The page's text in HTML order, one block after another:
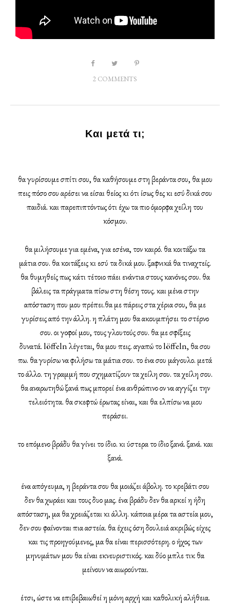
2 COMMENTS
Και μετά τι;
θα γυρίσουμε σπίτι σου, θα καθήσουμε στη βεράντα σου, θα μου
πεις πόσο σου αρέσει να είσαι θείος κι ότι ίσως θες κι εσύ δικά σου
παιδιά. και παρεπιπτόντως ότι έχω τα πιο όμορφα χείλη του
κόσμου.
θα μιλήσουμε για εμένα, για εσένα, τον καιρό. θα κοιτάξω τα
μάτια σου. θα κοιτάξεις κι εσύ τα δικά μου. ξαφνικά θα τιναχτείς.
θα θυμηθείς πως κάτι τέτοιο πάει ενάντια στους κανόνες σου. θα
βάλεις τα πράγματα πίσω στη θέση τους. και μένα στην
απόσταση που μου πρέπει.θα με πάρεις στα χέρια σου, θα με
γυρίσεις από την άλλη. η πλάτη μου θα ακουμπήσει το στέρνο
σου. οι γοφοί μου, τους γλουτούς σου. θα με σφίξεις
δυνατά. löffeln λέγεται, θα μου πεις. αγαπώ το löffeln, θα σου
πω. θα γυρίσω να φιλήσω τα μάτια σου. το ένα σου μάγουλο. μετά
το άλλο. τη γραμμή που σχηματίζουν τα χείλη σου. τα χείλη σου.
θα αναρωτηθώ ξανά πως μπορεί ένα ανθρώπινο ον να αγγίζει την
τελειότητα. θα σκεφτώ έρωτας είναι, και θα ελπίσω να μου
περάσει.
το επόμενο βράδυ θα γίνει το ίδιο. κι ύστερα το ίδιο ξανά. ξανά. και
ξανά.
ένα απόγευμα, η βεράντα σου θα μοιάζει άβολη. το κρεβάτι σου
δεν θα χωράει και τους δυο μας. ένα βράδυ δεν θα αρκεί η ήδη
απόσταση, μα θα χρειάζεται κι άλλη. κάποια μέρα τα αστεία μου,
δεν σου φαίνονται πια αστεία. θα έχεις όση δουλειά ακριβώς είχες
και τις προηγούμενες, μα θα είναι περισσότερη. ο ήχος των
μηνυμάτων μου θα είναι εκνευριστικός. και δύο μπλε τικ θα
μείνουν να αιωρούνται.
έτσι, ώστε να επιβεβαιωθεί η μόνη αρχή και καθολική αλήθεια.